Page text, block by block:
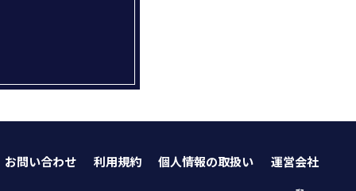
お問い合わせ 利用規約 個人情報の取扱い 運営会社